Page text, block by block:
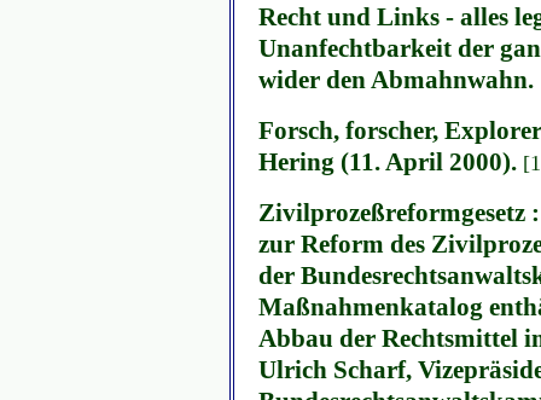
Recht und Links - alles
Unanfechtbarkeit der
wider den Abmahnwahn.
Forsch, forscher,
Hering (11. April 2000).
Zivilprozeßreformgesetz :
zur Reform des
der
Maßnahmenkatalog
Abbau der Rechtsmittel
Ulrich Scharf,